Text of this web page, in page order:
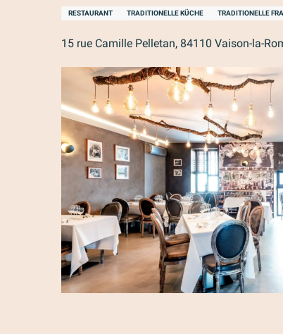
RESTAURANT TRADITIONELLE KÜCHE TRADITIONELLE
15 rue Camille Pelletan, 84110 Vaison-la-